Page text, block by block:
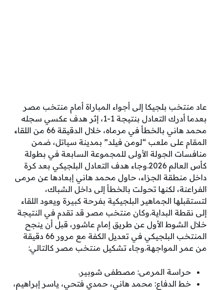
عاد منتخب بلجيكا إلى أجواء المباراة أمام منتخب مصر
بعدما أدرك التعادل بنتيجة 1-1، إثر هدف عكسي سجله
محمد هاني بالخطأ في مرماه، خلال الدقيقة 66 من اللقاء
المقام على ملعب “لومن فيلد” بمدينة سياتل، ضمن
منافسات الجولة الأولى للمجموعة السابعة في بطولة
كأس العالم 2026.وجاء هدف التعادل البلجيكي بعد كرة
داخل منطقة الجزاء، حاول محمد هاني إبعادها عن مرمى
الفراعنة، لكنها تحولت بالخطأ إلى داخل الشباك،
لتستقبلها الجماهير البلجيكية بفرحة كبيرة ويعود اللقاء
إلى نقطة البداية.وكان منتخب مصر قد تقدم في النتيجة
خلال الشوط الأول عن طريق إمام عاشور، قبل أن ينجح
المنتخب البلجيكي في تعديل الكفة مع مرور 66 دقيقة
من عمر المواجهة.وجاء تشكيل منتخب مصر كالتالي:
حراسة المرمى: مصطفى شوبير.
خط الدفاع: محمد هاني، حمدي فتحي، ياسر إبراهيم،